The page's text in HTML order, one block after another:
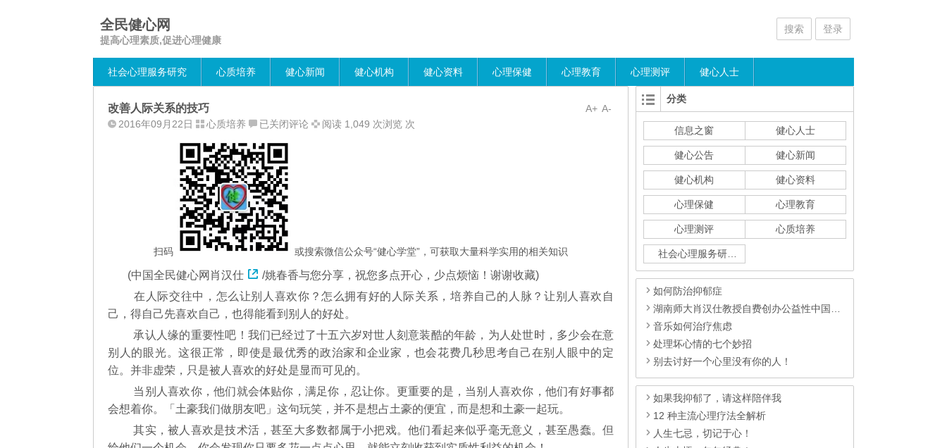
全民健心网
提高心理素质,促进心理健康
搜索 登录
社会心理服务研究 心质培养 健心新闻 健心机构 健心资料 心理保健 心理教育 心理测评 健心人士
A-
A+
改善人际关系的技巧
2016年09月22日 心质培养
改
人
际
关
系
的
技
巧
已关闭评论 阅读 1,049 次浏览 次
扫码 或搜索微信公众号“健心学堂”，可获取大量科学实用的相关知识
(中国全民健心网 肖汉仕
/姚春香与您分享，祝您多点开心，少点烦恼！谢谢收藏)
在人际交往中，怎么让别人喜欢你？怎么拥有好的人际关系，培养自己的人脉？让别人喜欢自
己，得自己先喜欢自己，也得能看到别人的好处。
承认人缘的重要性吧！我们已经过了十五六岁对世人刻意装酷的年龄，为人处世时，多少会在意
别人的眼光。这很正常，即使是最优秀的政治家和企业家，也会花费几秒思考自己在别人眼中的定
位。并非虚荣，只是被人喜欢的好处是显而可见的。
当别人喜欢你，他们就会体贴你，满足你，忍让你。更重要的是，当别人喜欢你，他们有好事都
会想着你。「土豪我们做朋友吧」这句玩笑，并不是想占土豪的便宜，而是想和土豪一起玩。
其实，被人喜欢是技术活，甚至大多数都属于小把戏。他们看起来似乎毫无意义，甚至愚蠢。但
分类
信息之窗 健心人士
健心公告 健心新闻
健心机构 健心资料
心理保健 心理教育
心理测评 心质培养
如何防治抑郁症
湖南师大肖汉仕教授自费创办公益性中国全民健
音乐如何治疗焦虑
处理坏心情的七个妙招
别去讨好一个心里没有你的人！
如果我抑郁了，请这样陪伴我
12 种主流心理疗法全解析
人生七忌，切记于心！